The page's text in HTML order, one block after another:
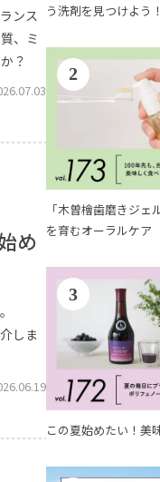
ンス
、ミ
？
め
しま
う洗剤を見つけよう！
2
「木曽檜歯磨きジ
を育むオーラルケア
3
この夏始めたい！美